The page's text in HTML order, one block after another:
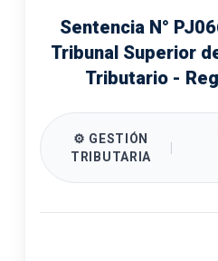
Sentencia N°
Tribunal Superior
Tributario -
⚙️ GESTIÓN
TRIBUTARIA
|